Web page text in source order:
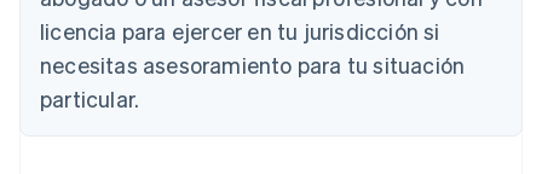
licencia para ejercer en tu jurisdicción si
necesitas asesoramiento para tu situación
particular.
Português English
Bulgaria
English
Canadá
China continental